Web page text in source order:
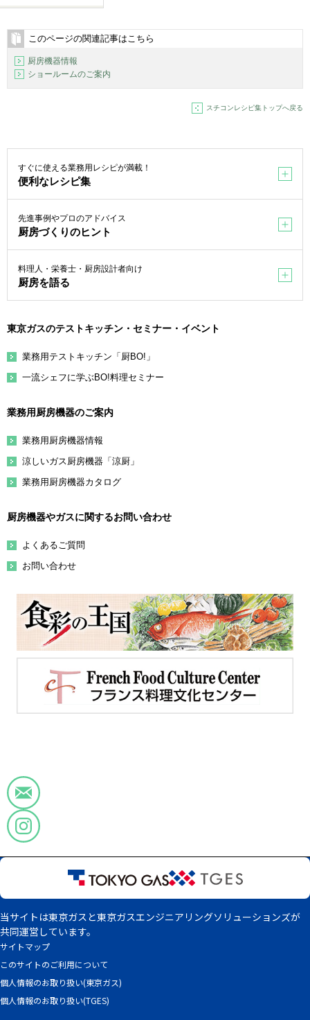
このページの関連記事はこちら
厨房機器情報
ショールームのご案内
スチコンレシピ集トップへ戻る
すぐに使える業務用レシピが満載！
便利なレシピ集
先進事例やプロのアドバイス
厨房づくりのヒント
料理人・栄養士・厨房設計者向け
厨房を語る
東京ガスのテストキッチン・セミナー・イベント
業務用テストキッチン「厨BO!」
一流シェフに学ぶBO!料理セミナー
業務用厨房機器のご案内
業務用厨房機器情報
涼しいガス厨房機器「涼厨」
業務用厨房機器カタログ
厨房機器やガスに関するお問い合わせ
よくあるご質問
お問い合わせ
サイトマップ
このサイトのご利用について
個人情報のお取り扱い(東京ガス)
個人情報のお取り扱い(TGES)
当サイトは東京ガスと東京ガスエンジニアリングソリューションズが
共同運営しています。